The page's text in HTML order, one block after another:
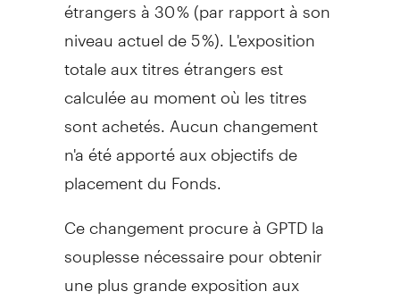
niveau actuel de 5 %). L'exposition
totale aux titres étrangers est
calculée au moment où les titres
sont achetés. Aucun changement
n'a été apporté aux objectifs de
placement du Fonds.
Ce changement procure à GPTD la
souplesse nécessaire pour obtenir
une plus grande exposition aux